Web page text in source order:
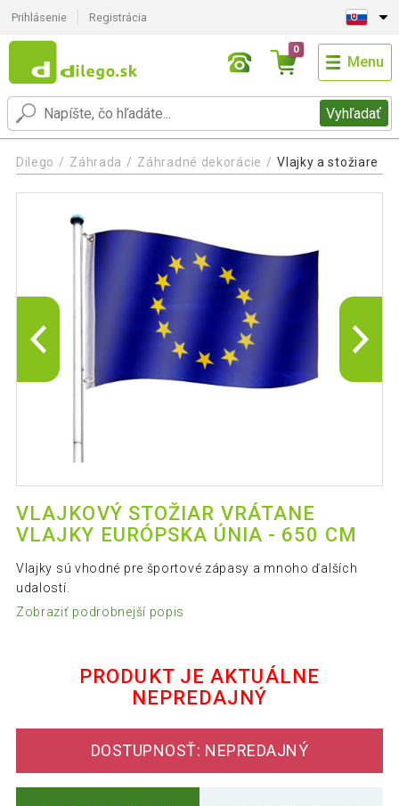
Prihlásenie Registrácia
Vyhľadať
0
Menu
Dilego Záhrada Záhradné dekorácie Vlajky a stožiare
VLAJKOVÝ STOŽIAR VRÁTANE
VLAJKY EURÓPSKA ÚNIA - 650 CM
Vlajky sú vhodné pre športové zápasy a mnoho ďalších
udalostí.
Zobraziť podrobnejší popis
PRODUKT JE AKTUÁLNE
NEPREDAJNÝ
DOSTUPNOSŤ: NEPREDAJNÝ